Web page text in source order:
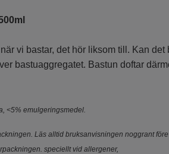
vi bastar, det hör liksom till. Kan
bastuaggregatet. Bastun doftar
<5% emulgeringsmedel.
Läs alltid bruksanvisningen noggrant
speciellt vid allergener,